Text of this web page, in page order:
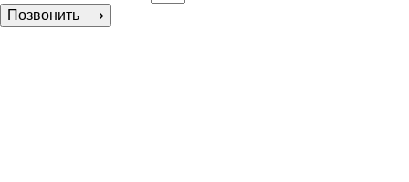
Позвонить ⟶